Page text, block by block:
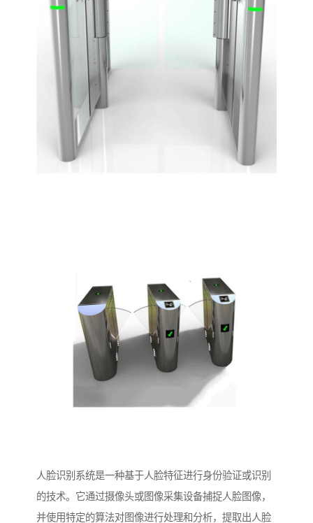
人脸识别系统是一种基于人脸特征进行身份验证或识别
的技术。它通过摄像头或图像采集设备捕捉人脸图像，
并使用特定的算法对图像进行处理和分析，提取出人脸